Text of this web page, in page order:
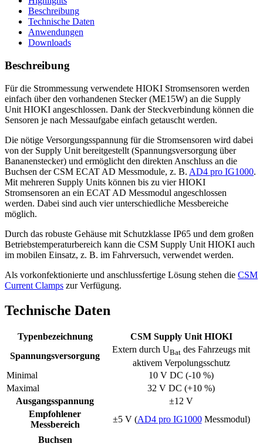
Beschreibung
Technische Daten
Anwendungen
Downloads
Beschreibung
Für die Strommessung verwendete HIOKI Stromsensoren werden
einfach über den vorhandenen Stecker (ME15W) an die Supply
Unit HIOKI angeschlossen. Dank der Steckverbindung können die
Sensoren je nach Messaufgabe einfach getauscht werden.
Die nötige Versorgungsspannung für die Stromsensoren wird dabei
von der Supply Unit bereitgestellt (Spannungsversorgung über
Bananenstecker) und ermöglicht den direkten Anschluss an die
Buchsen der CSM ECAT AD Messmodule, z. B. AD4 pro IG1000.
Mit mehreren Supply Units können bis zu vier HIOKI
Stromsensoren an ein ECAT AD Messmodul angeschlossen
werden. Dabei sind auch vier unterschiedliche Messbereiche
möglich.
Durch das robuste Gehäuse mit Schutzklasse IP65 und dem großen
Betriebstemperaturbereich kann die CSM Supply Unit HIOKI auch
im mobilen Einsatz, z. B. im Fahrversuch, verwendet werden.
Als vorkonfektionierte und anschlussfertige Lösung stehen die CSM
Current Clamps zur Verfügung.
Technische Daten
Typenbezeichnung
CSM Supply Unit HIOKI
Spannungsversorgung
Extern durch UBat des Fahrzeugs mit
aktivem Verpolungsschutz
Minimal
10 V DC (-10 %)
Maximal
32 V DC (+10 %)
Ausgangsspannung
±12 V
Empfohlener
Messbereich
±5 V (AD4 pro IG1000Messmodul)
Buchsen